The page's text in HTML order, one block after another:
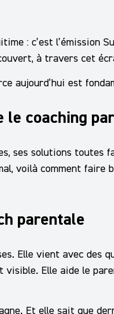
: c’est
à travers cet
aujourd’hui est
le coaching
ses solutions
voilà comment faire
parentale
Elle vient avec des
Elle aide le
Et elle sait que